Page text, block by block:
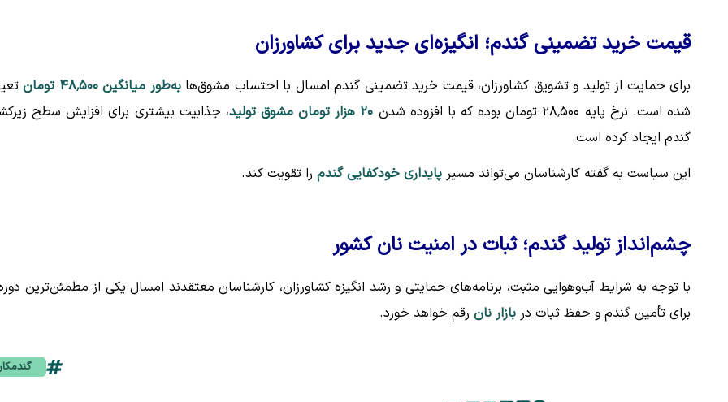
قیمت خرید تضمینی گندم؛ انگیزه‌ای جدید برای کشاورزان
برای حمایت از تولید و تشویق کشاورزان، قیمت خرید تضمینی گندم امسال با احتساب مشوق‌هابه‌طور میانگین ۴۸٬۵۰۰ تومان
شده است. نرخ پایه ۲۸٬۵۰۰ تومان بوده که با افزوده شدن
۲۰ هزار تومان مشوق تولید
، جذابیت بیشتری برای افزایش سطح
گندم ایجاد کرده است.
این سیاست به گفته کارشناسان می‌تواند مسیر پایداری خودکفایی گندم را تقویت کند.
چشم‌انداز تولید گندم؛ ثبات در امنیت نان کشور
با توجه به شرایط آب‌وهوایی مثبت، برنامه‌های حمایتی و رشد انگیزه کشاورزان، کارشناسان معتقدند امسال یکی از مطمئن‌ترین
برای تأمین گندم و حفظ ثبات در بازار نان رقم خواهد خورد.